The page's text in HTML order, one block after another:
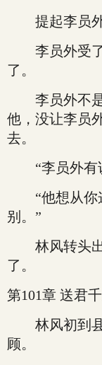
提起李员外
李员外受了
了。
李员外不是
他，没让李员
去。
“李员外有
“他想从你
别。”
林风转头出
了。
第101章 送君
林风初到县
顾。